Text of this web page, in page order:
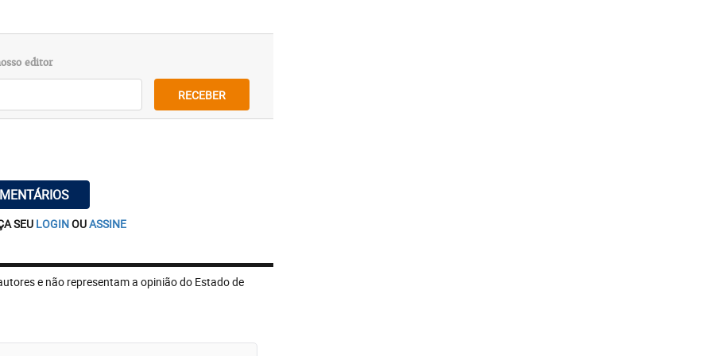
editor
RECEBER
SEU LOGINOUASSINE
e não representam a opinião do Estado de